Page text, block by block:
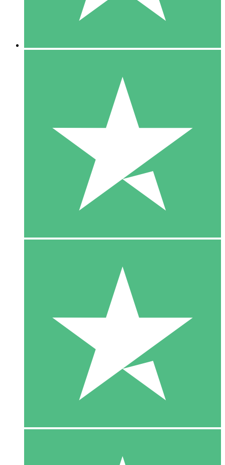
10 Downloads
20 00